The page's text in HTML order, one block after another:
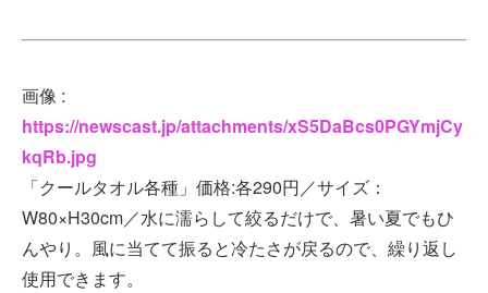
画像 :
https://newscast.jp/attachments/xS5DaBcs0PGYmjCy
kqRb.jpg
「クールタオル各種」価格:各290円／サイズ：
W80×H30cm／水に濡らして絞るだけで、暑い夏でもひ
んやり。風に当てて振ると冷たさが戻るので、繰り返し
使用できます。